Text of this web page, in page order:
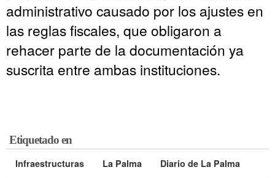
administrativo causado por los ajustes en
las reglas fiscales, que obligaron a
rehacer parte de la documentación ya
suscrita entre ambas instituciones.
Etiquetado en
Infraestructuras La Palma Diario de La Palma